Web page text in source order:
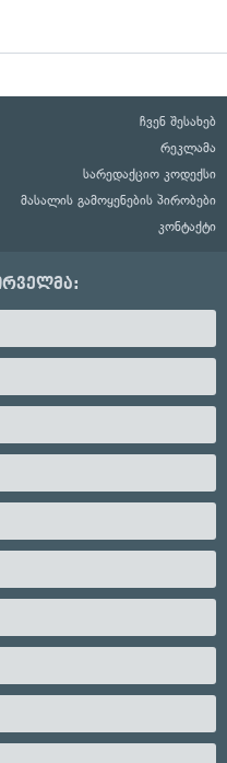
ჩვენ შესახებ
რეკლამა
სარედაქციო კოდექსი
მასალის გამოყენების პირობები
კონტაქტი